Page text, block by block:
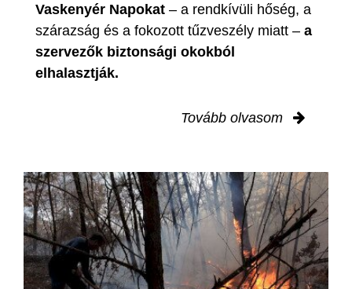
Vaskenyér Napokat – a rendkívüli hőség, a
szárazság és a fokozott tűzveszély miatt – a
szervezők biztonsági okokból
elhalasztják.
Tovább olvasom